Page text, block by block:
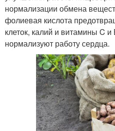
нормализации обмена
фолиевая кислота
клеток, калий и витамины C
нормализуют работу сердца.